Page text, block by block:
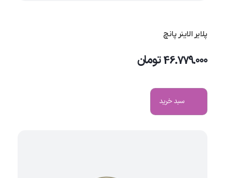
پلایر الاینر پانچ
46.779.000تومان
سبد خرید